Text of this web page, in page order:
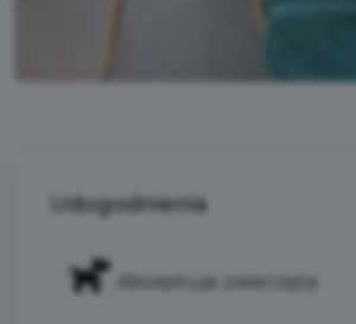
Udogodnienia
Akceptuje zwierzęta